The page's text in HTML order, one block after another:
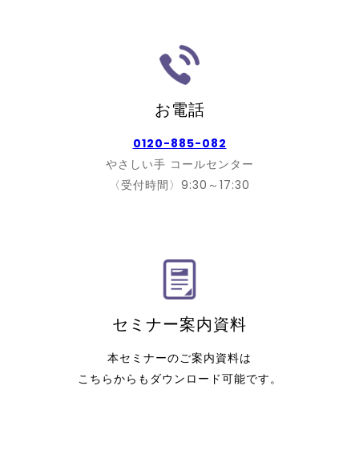
お電話
0120-885-082
やさしい手 コールセンター
〈受付時間〉9:30～17:30
セミナー案内資料
本セミナーのご案内資料は
こちらからもダウンロード可能です。